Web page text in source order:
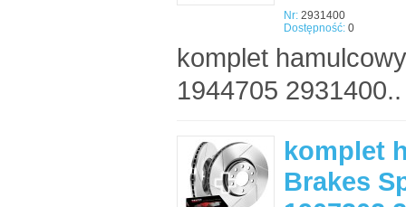
Nr: 2931400
Dostępność: 0
komplet
1944705 2931400..
komplet
Brakes